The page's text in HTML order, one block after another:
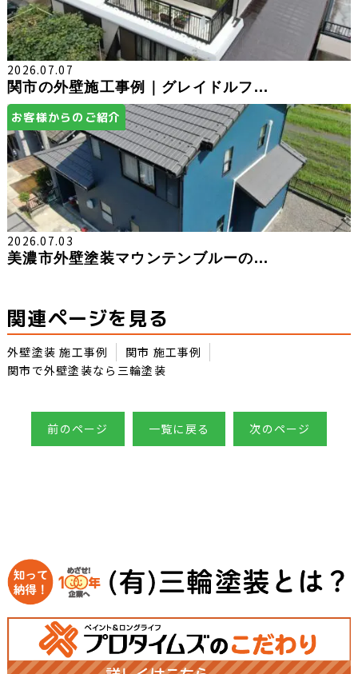
2026.07.07
関市の外壁施工事例｜グレイドルフ...
お客様からのご紹介
2026.07.03
美濃市外壁塗装マウンテンブルーの...
関連ページを見る
外壁塗装 施工事例
関市 施工事例
関市で外壁塗装なら三輪塗装
前のページ 一覧に戻る 次のページ